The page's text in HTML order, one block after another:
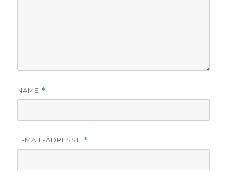
NAME *
E-MAIL-ADRESSE *